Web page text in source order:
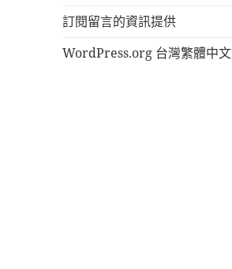
訂閱留言的資訊提供
WordPress.org 台灣繁體中文